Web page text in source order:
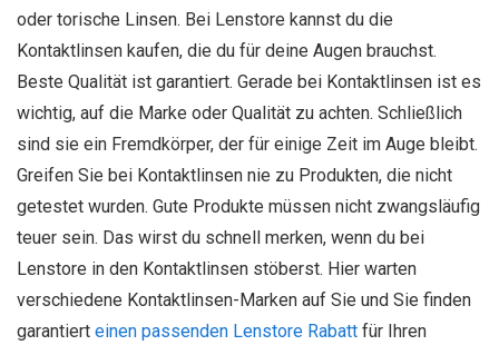
oder torische Linsen. Bei Lenstore kannst du die
Kontaktlinsen kaufen, die du für deine Augen brauchst.
Beste Qualität ist garantiert. Gerade bei Kontaktlinsen ist es
wichtig, auf die Marke oder Qualität zu achten. Schließlich
sind sie ein Fremdkörper, der für einige Zeit im Auge bleibt.
Greifen Sie bei Kontaktlinsen nie zu Produkten, die nicht
getestet wurden. Gute Produkte müssen nicht zwangsläufig
teuer sein. Das wirst du schnell merken, wenn du bei
Lenstore in den Kontaktlinsen stöberst. Hier warten
verschiedene Kontaktlinsen-Marken auf Sie und Sie finden
garantiert einen passenden Lenstore Rabatt für Ihren